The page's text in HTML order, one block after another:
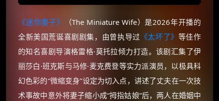
《迷你妻子》
（The Miniature Wife）是2026年开播的
全新美国荒诞喜剧剧集，由曾执导过 《太坏了》 等佳作
的知名喜剧导演格雷格·莫托拉倾力打造。该剧汇集了伊
丽莎白·班克斯与马修·麦克费登等实力派演员，以极具科
幻色彩的“微缩变身”设定为切入点，讲述了丈夫在一次技
术事故中意外将妻子缩小成“拇指姑娘”后，两人在婚姻中